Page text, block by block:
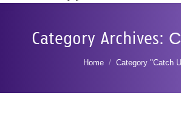
Category Archives:
You are here:
Home Category "Catch